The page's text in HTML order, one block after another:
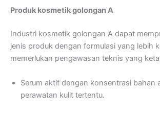
Produk kosmetik golongan A
Industri kosmetik golongan A dapat
jenis produk dengan formulasi yang lebih
memerlukan pengawasan teknis yang
Serum aktif dengan konsentrasi bahan
perawatan kulit tertentu.